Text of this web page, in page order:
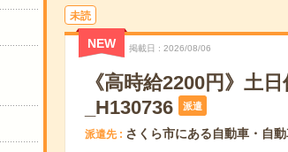
未読
NEW 掲載日 2026/08/06
《高時給2200円》土
_H130736
派遣
派遣先 さくら市にある自動車・自